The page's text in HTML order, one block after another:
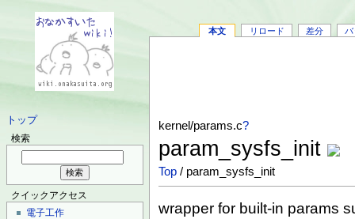
トップ
検索
クイックアクセス
電子工作
本文 リロード 差分 バ
kernel/params.c?
param_sysfs_init
Top / param_sysfs_init
wrapper for built-in params